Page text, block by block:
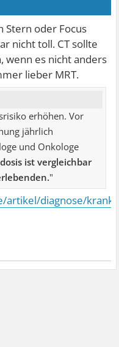
Stern oder Focus
nicht toll. CT sollte
wenn es nicht anders
lieber MRT.
erhöhen. Vor
jährlich
und Onkologe
ist vergleichbar
"
diagnose/